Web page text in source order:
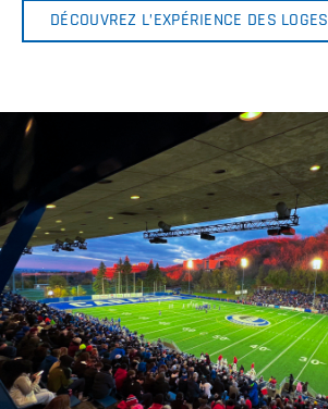
DÉCOUVREZ L’EXPÉRIENCE DES LOGES